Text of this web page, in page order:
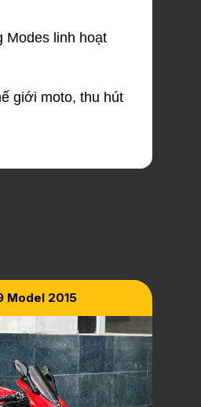
Modes linh hoạt
giới moto, thu hút
Model 2015